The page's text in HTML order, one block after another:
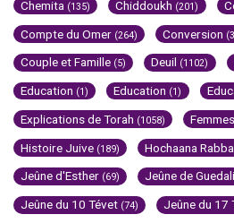
Chemita (135) Chiddoukh (201)
Compte du Omer (264) Conversion
Couple et Famille (5) Deuil (1102)
Education (1) Education (1)
Explications de Torah (1058) Femmes
Histoire Juive (189) Hochaana Rabba
Jeûne d'Esther (69) Jeûne de
Jeûne du 10 Tévet (74) Jeûne du 17